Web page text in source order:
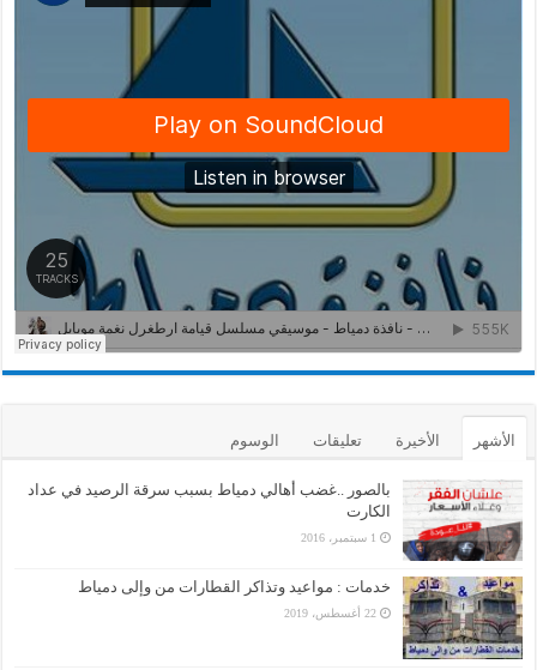
الأشهر الأخيرة تعليقات الوسوم
بالصور ..غضب أهالي دمياط بسبب سرقة الرصيد في عداد
الكارت
1 سبتمبر، 2016
خدمات : مواعيد وتذاكر القطارات من وإلى دمياط
22 أغسطس، 2019